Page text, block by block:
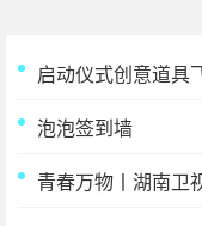
启动仪式创意道具
泡泡签到墙